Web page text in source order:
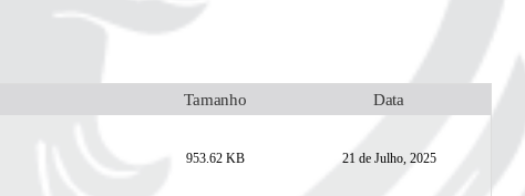
Tamanho
Data
953.62 KB 21 de Julho, 2025